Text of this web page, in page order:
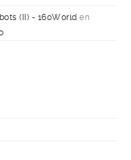
(II) - 160World en